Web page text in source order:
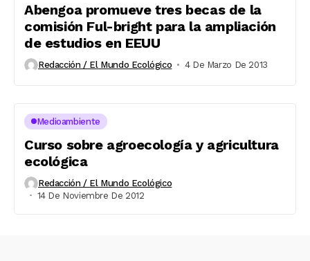
Abengoa promueve tres becas de la
comisión Ful-bright para la ampliación
de estudios en EEUU
Redacción / El Mundo Ecológico 4 De Marzo De 2013
Medioambiente
Curso sobre agroecología y agricultura
ecológica
Redacción / El Mundo Ecológico
14 De Noviembre De 2012